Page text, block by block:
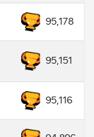
95,178
95,151
95,116